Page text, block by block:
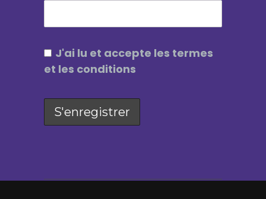
J'ai lu et accepte les termes
et les conditions